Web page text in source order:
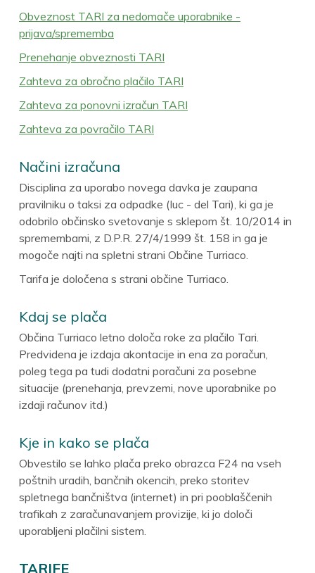
Obveznost TARI za nedomače uporabnike -
prijava/sprememba
Prenehanje obveznosti TARI
Zahteva za obročno plačilo TARI
Zahteva za ponovni izračun TARI
Zahteva za povračilo TARI
Načini izračuna
Disciplina za uporabo novega davka je zaupana
pravilniku o taksi za odpadke (Iuc - del Tari), ki ga je
odobrilo občinsko svetovanje s sklepom št. 10/2014 in
spremembami, z D.P.R. 27/4/1999 št. 158 in ga je
mogoče najti na spletni strani Občine Turriaco.
Tarifa je določena s strani občine Turriaco.
Kdaj se plača
Občina Turriaco letno določa roke za plačilo Tari.
Predvidena je izdaja akontacije in ena za poračun,
poleg tega pa tudi dodatni poračuni za posebne
situacije (prenehanja, prevzemi, nove uporabnike po
izdaji računov itd.)
Kje in kako se plača
Obvestilo se lahko plača preko obrazca F24 na vseh
poštnih uradih, bančnih okencih, preko storitev
spletnega bančništva (internet) in pri pooblaščenih
trafikah z zaračunavanjem provizije, ki jo določi
uporabljeni plačilni sistem.
TARIFE